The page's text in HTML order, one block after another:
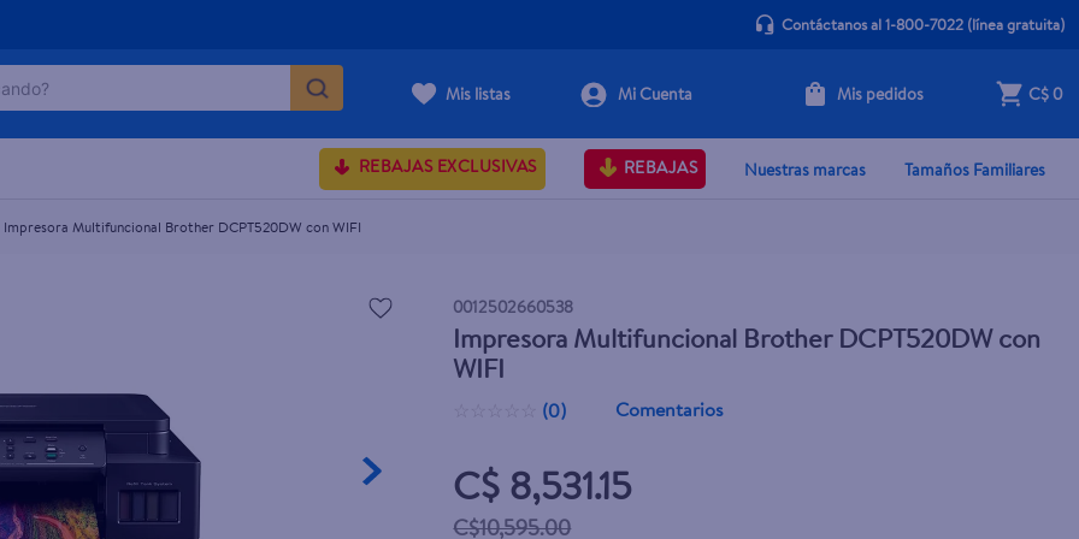
Contáctanos al 1-800-7022(línea gratuita)
Mis listas Mis pedidos C$ 0
REBAJAS EXCLUSIVAS REBAJAS Nuestras marcas Tamaños Familiares
Impresora Multifuncional Brother DCPT520DW con WIFI
0012502660538
Impresora Multifuncional Brother DCPT520DW con
WIFI
(0) Comentarios
C$ 8,531.15
C$10,595.00
WIFI
+ Agregar
BUSCADOS